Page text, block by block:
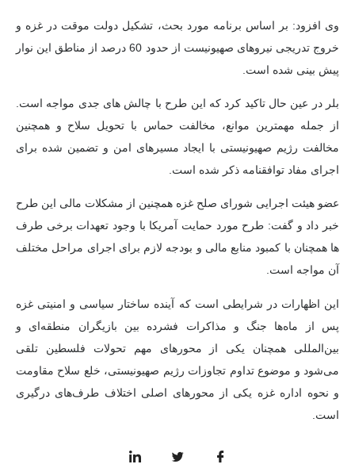
وی افزود: بر اساس برنامه مورد بحث، تشکیل دولت موقت در غزه و
خروج تدریجی نیروهای صهیونیست از حدود 60 درصد از مناطق این نوار
پیش بینی شده است.
بلر در عین حال تاکید کرد که این طرح با چالش های جدی مواجه است.
از جمله مهمترین موانع، مخالفت حماس با تحویل سلاح و همچنین
مخالفت رژیم صهیونیستی با ایجاد مسیرهای امن و تضمین شده برای
اجرای مفاد توافقنامه ذکر شده است.
عضو هیئت اجرایی شورای صلح غزه همچنین از مشکلات مالی این طرح
خبر داد و گفت: طرح مورد حمایت آمریکا با وجود تعهدات برخی طرف
ها همچنان با کمبود منابع مالی و بودجه لازم برای اجرای مراحل مختلف
آن مواجه است.
این اظهارات در شرایطی است که آینده ساختار سیاسی و امنیتی غزه
پس از ماه‌ها جنگ و مذاکرات فشرده بین بازیگران منطقه‌ای و
بین‌المللی همچنان یکی از محورهای مهم تحولات فلسطین تلقی
می‌شود و موضوع تداوم تجاوزات رژیم صهیونیستی، خلع سلاح مقاومت
و نحوه اداره غزه یکی از محورهای اصلی اختلاف طرف‌های درگیری
است.